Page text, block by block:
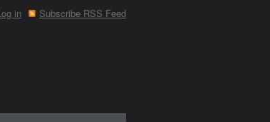
in Subscribe RSS Feed